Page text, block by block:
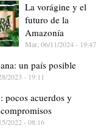
La vorágine y el
futuro de la
Amazonía
Mar, 06/11/2024 - 19:47
un país posible
2023 - 19:11
pocos acuerdos y
2022 - 08:16